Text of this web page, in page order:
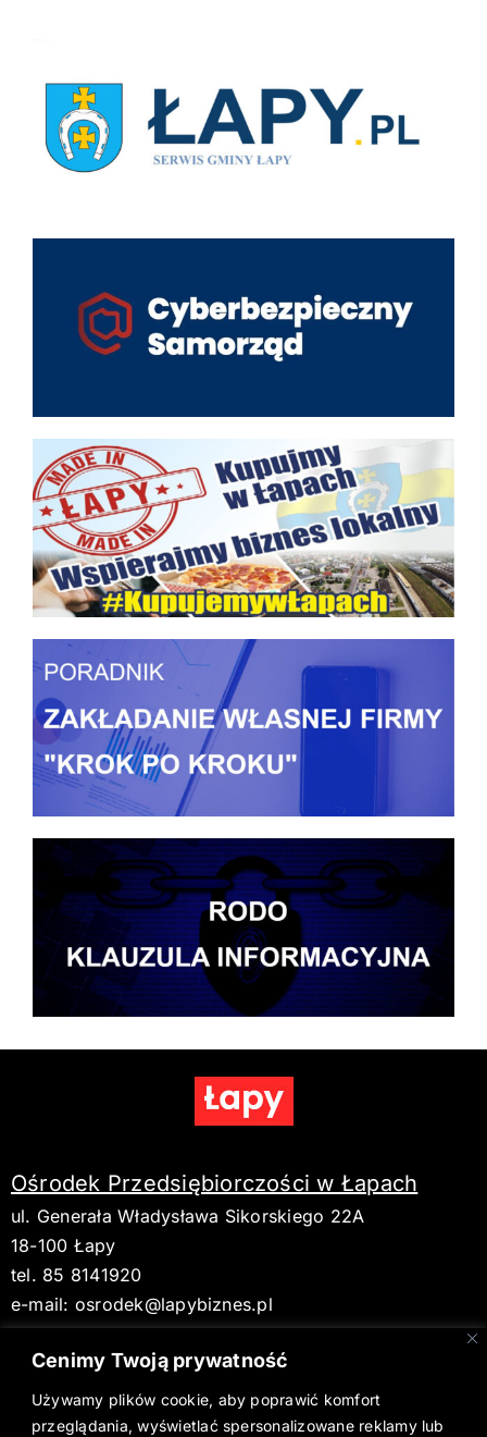
Cenimy Twoją prywatność
Używamy plików cookie, aby poprawić komfort
przeglądania, wyświetlać spersonalizowane reklamy lub
Ośrodek Przedsiębiorczości w Łapach
ul. Generała Władysława Sikorskiego 22A
18-100 Łapy
tel. 85 8141920
e-mail: osrodek@lapybiznes.pl
BIP